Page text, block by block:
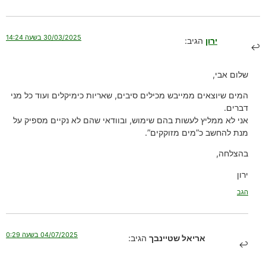
ירון הגיב: 30/03/2025 בשעה 14:24
שלום אבי,
המים שיוצאים ממייבש מכילים סיבים, שאריות כימיקלים ועוד כל מני
דברים.
אני לא ממליץ לעשות בהם שימוש, ובוודאי שהם לא נקיים מספיק על
מנת להחשב כ”מים מזוקקים”.
בהצלחה,
ירון
הגב
אריאל שטיינבך הגיב: 04/07/2025 בשעה 0:29